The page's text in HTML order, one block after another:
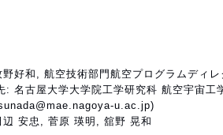
好和, 航空技術部門航空プログラムディレ
: 名古屋大学大学院工学研究科 航空宇宙工
u.ac.jp)
辺 安忠, 菅原 瑛明, 舘野 晃和